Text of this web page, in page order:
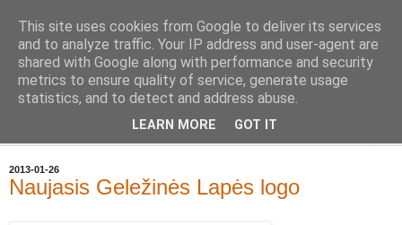
Geležinė Lapė
Tas pats, kas ir Geležinis Vilkas, tik Lapė.
2013-01-26
Naujasis Geležinės Lapės logo
This site uses cookies from Google to deliver its services
and to analyze traffic. Your IP address and user-agent are
shared with Google along with performance and security
metrics to ensure quality of service, generate usage
statistics, and to detect and address abuse.
LEARN MORE GOT IT